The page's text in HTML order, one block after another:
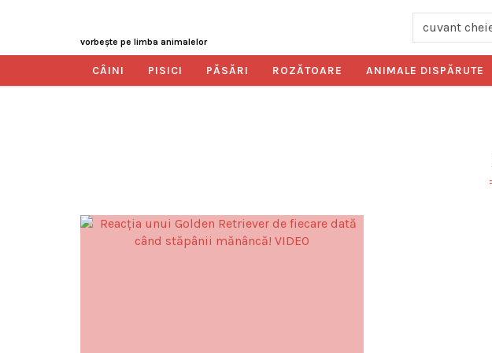
vorbeşte pe limba animalelor
CÂINI PISICI PĂSĂRI ROZĂTOARE ANIMALE DISPĂRUTE